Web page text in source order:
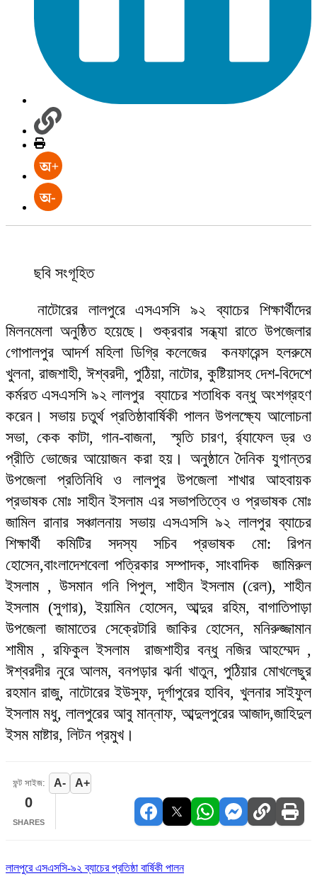
ছবি সংগূহিত
নাটোরের লালপুরে এসএসসি ৯২ ব্যাচের শিক্ষার্থীদের
মিলনমেলা অনুষ্ঠিত হয়েছে। শুক্রবার সন্ধ্যা রাতে উপজেলার
গোপালপুর আদর্শ মহিলা ডিগ্রি কলেজের কনফারেন্স হলরুমে
খুলনা, রাজশাহী, ঈশ্বরদী, পুঠিয়া, নাটোর, কুষ্টিয়াসহ দেশ-বিদেশে
কর্মরত এসএসসি ৯২ লালপুর ব্যাচের শতাধিক বন্ধু অংশগ্রহণ
করেন। সভায় চতুর্থ প্রতিষ্ঠাবার্ষিকী পালন উপলক্ষ্যে আলোচনা
সভা, কেক কাটা, গান-বাজনা, স্মৃতি চারণ, র্র্যাফেল ড্র ও
প্রীতি ভোজের আয়োজন করা হয়। অনুষ্ঠানে দৈনিক যুগান্তর
উপজেলা প্রতিনিধি ও লালপুর উপজেলা শাখার আহবায়ক
প্রভাষক মোঃ সাহীন ইসলাম এর সভাপতিত্বে ও প্রভাষক মোঃ
জামিল রানার সঞ্চালনায় সভায় এসএসসি ৯২ লালপুর ব্যাচের
শিক্ষার্থী কমিটির সদস্য সচিব প্রভাষক মো: রিপন
হোসেন,বাংলাদেশবেলা পত্রিকার সম্পাদক, সাংবাদিক জামিরুল
ইসলাম , উসমান গনি পিপুল, শাহীন ইসলাম (রেল), শাহীন
ইসলাম (সুগার), ইয়ামিন হোসেন, আব্দুর রহিম, বাগাতিপাড়া
উপজেলা জামাতের সেক্রেটারি জাকির হোসেন, মনিরুজ্জামান
শামীম , রফিকুল ইসলাম রাজশাহীর বন্ধু নজির আহম্মেদ ,
ঈশ্বরদীর নুরে আলম, বনপড়ার ঝর্না খাতুন, পুঠিয়ার মোখলেছুর
রহমান রাজু, নাটোরের ইউসুফ, দূর্গাপুরের হাবিব, খুলনার সাইফুল
ইসলাম মধু, লালপুরের আবু মান্নাফ, আব্দুলপুরের আজাদ,জাহিদুল
ইসম মাষ্টার, লিটন প্রমুখ।
ফন্ট সাইজ: A- A+
0
SHARES
লালপুরে এসএসসি-৯২ ব্যাচের প্রতিষ্ঠা বার্ষিকী পালন